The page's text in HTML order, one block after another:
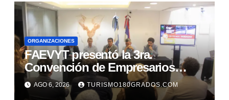
ORGANIZACIONES
FAEVYT presentó la 3ra.
Convención de Empresarios
Jóvenes en Turismo que se
realizará en Posadas, Misiones
AGO 6, 2026 TURISMO180GRADOS.COM